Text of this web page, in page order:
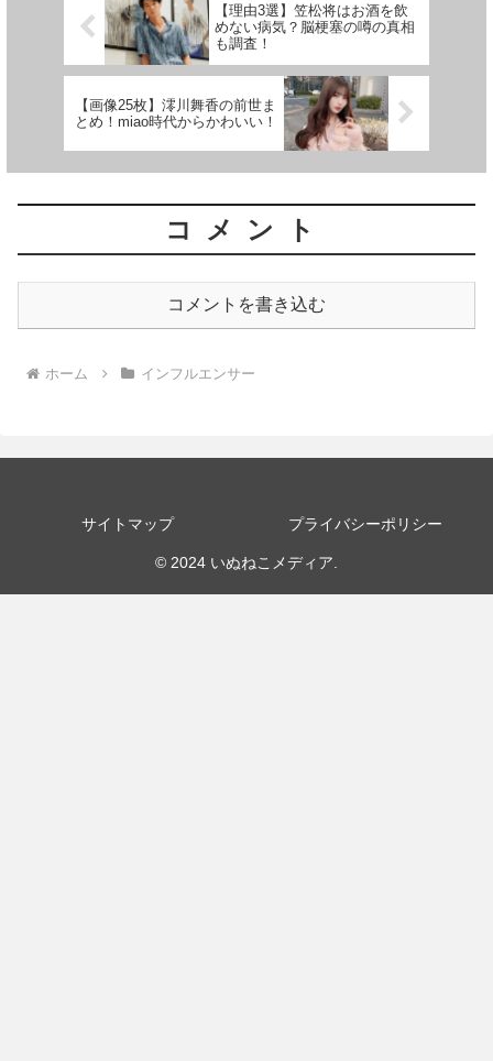
【理由3選】笠松将はお酒を飲
めない病気？脳梗塞の噂の真相
も調査！
【画像25枚】澪川舞香の前世ま
とめ！miao時代からかわいい！
コメント
コメントを書き込む
ホーム インフルエンサー
サイトマップ プライバシーポリシー
© 2024 いぬねこメディア.